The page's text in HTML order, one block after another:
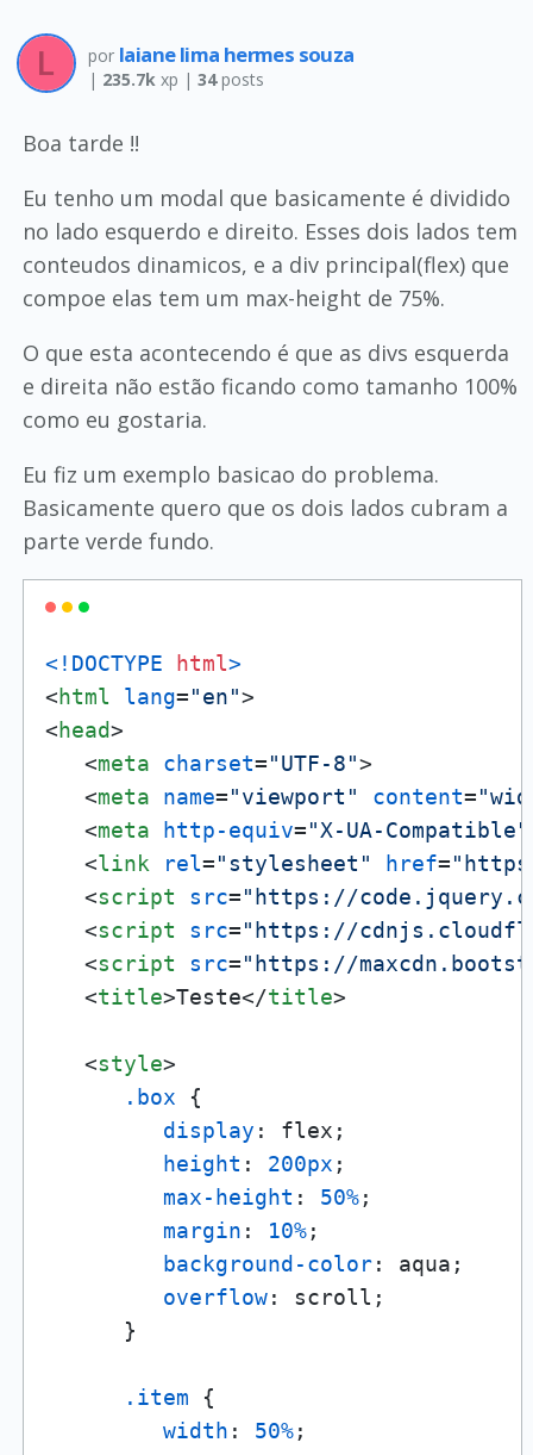
por laiane lima hermes souza
| 235.7kxp | 34posts
Boa tarde !!
Eu tenho um modal que basicamente é dividido
no lado esquerdo e direito. Esses dois lados tem
conteudos dinamicos, e a div principal(flex) que
compoe elas tem um max-height de 75%.
O que esta acontecendo é que as divs esquerda
e direita não estão ficando como tamanho 100%
como eu gostaria.
Eu fiz um exemplo basicao do problema.
Basicamente quero que os dois lados cubram a
parte verde fundo.
<!DOCTYPE html>
<html lang="en">
<head>
<meta charset="UTF-8">
<meta name="viewport" content=
<meta http-equiv="X-UA-Compatible"
<link rel="stylesheet" href=
<script src="https://
<script src="https://
<script src="https://
<title>Teste</title>
<style>
.box {
display : flex;
height : 200px ;
max-height : 50%;
margin : 10%;
background-color: aqua;
overflow: scroll;
      }
.item {
width : 50%;